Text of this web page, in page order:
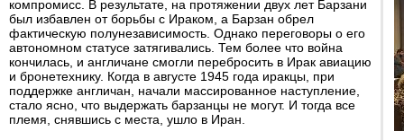
компромисс. В результате, на протяжении двух лет Барзани
был избавлен от борьбы с Ираком, а Барзан обрел
фактическую полунезависимость. Однако переговоры о его
автономном статусе затягивались. Тем более что война
кончилась, и англичане смогли перебросить в Ирак авиацию
и бронетехнику. Когда в августе 1945 года иракцы, при
поддержке англичан, начали массированное наступление,
стало ясно, что выдержать барзанцы не могут. И тогда все
племя, снявшись с места, ушло в Иран.